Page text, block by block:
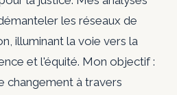
les réseaux de
illuminant la voie vers la
et l'équité. Mon objectif :
changement à travers